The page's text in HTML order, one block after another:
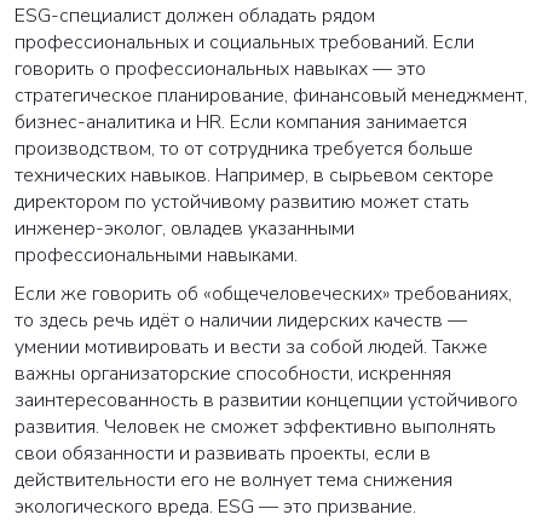
ESG-специалист должен обладать рядом
профессиональных и социальных требований. Если
говорить о профессиональных навыках — это
стратегическое планирование, финансовый менеджмент,
бизнес-аналитика и HR. Если компания занимается
производством, то от сотрудника требуется больше
технических навыков. Например, в сырьевом секторе
директором по устойчивому развитию может стать
инженер-эколог, овладев указанными
профессиональными навыками.
Если же говорить об «общечеловеческих» требованиях,
то здесь речь идёт о наличии лидерских качеств —
умении мотивировать и вести за собой людей. Также
важны организаторские способности, искренняя
заинтересованность в развитии концепции устойчивого
развития. Человек не сможет эффективно выполнять
свои обязанности и развивать проекты, если в
действительности его не волнует тема снижения
экологического вреда. ESG — это призвание.